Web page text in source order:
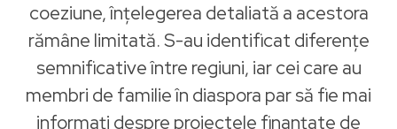
coeziune, înțelegerea detaliată a acestora
rămâne limitată. S-au identificat diferențe
semnificative între regiuni, iar cei care au
membri de familie în diaspora par să fie mai
informați despre proiectele finanțate de